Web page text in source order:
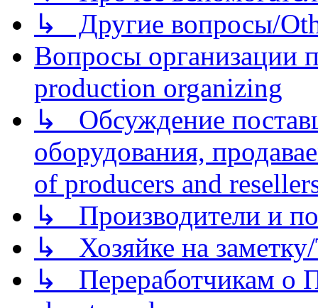
↳ Другие вопросы/
Вопросы организации
production organizing
↳ Обсуждение
оборудования,
of producers and
↳ Производители и
↳ Хозяйке на
↳ Переработчикам о